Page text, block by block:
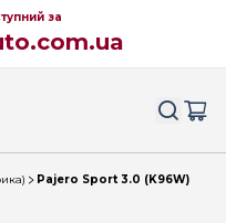
за
Pajero Sport 3.0 (K96W)